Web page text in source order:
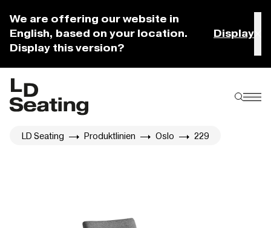
We are offering our website in
English, based on your location.
Display this version?
Display
LD Seating Produktlinien Oslo 229